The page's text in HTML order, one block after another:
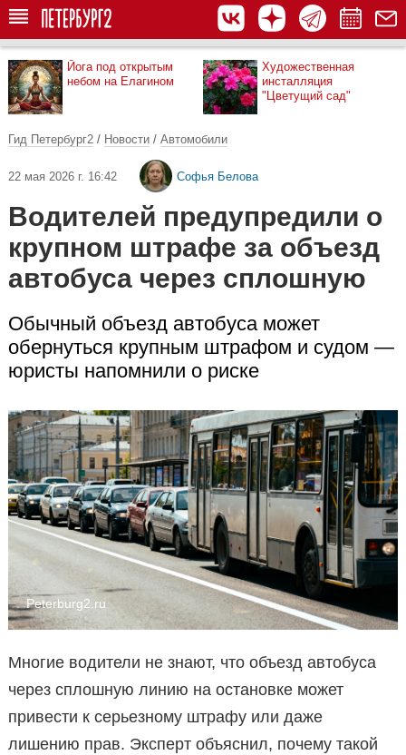
Йога под открытым
небом на Елагином
Художественная
инсталляция
"Цветущий сад"
Гид Петербург2 / Новости / Автомобили
22 мая 2026 г. 16:42 Софья Белова
Водителей предупредили о
крупном штрафе за объезд
автобуса через сплошную
Обычный объезд автобуса может
обернуться крупным штрафом и судом —
юристы напомнили о риске
Peterburg2.ru
Многие водители не знают, что объезд автобуса
через сплошную линию на остановке может
привести к серьезному штрафу или даже
лишению прав. Эксперт объяснил, почему такой